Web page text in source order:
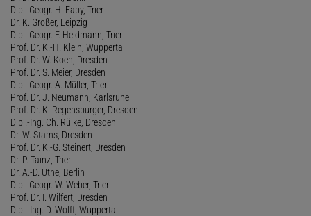
Dipl. Geogr. H. Faby, Trier
Dr. K. Großer, Leipzig
Dipl. Geogr. F. Heidmann, Trier
Prof. Dr. K.-H. Klein, Wuppertal
Prof. Dr. W. Koch, Dresden
Prof. Dr. S. Meier, Dresden
Dipl. Geogr. A. Müller, Trier
Prof. Dr. J. Neumann, Karlsruhe
Prof. Dr. K. Regensburger, Dresden
Dipl.-Ing. Ch. Rülke, Dresden
Dr. W. Stams, Dresden
Prof. Dr. K.-G. Steinert, Dresden
Dr. P. Tainz, Trier
Dr. A.-D. Uthe, Berlin
Dipl. Geogr. W. Weber, Trier
Prof. Dr. I. Wilfert, Dresden
Dipl.-Ing. D. Wolff, Wuppertal